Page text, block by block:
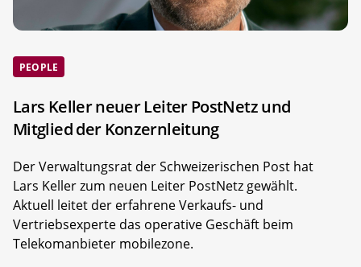
PEOPLE
Lars Keller neuer Leiter PostNetz und
Mitglied der Konzernleitung
Der Verwaltungsrat der Schweizerischen Post hat
Lars Keller zum neuen Leiter PostNetz gewählt.
Aktuell leitet der erfahrene Verkaufs- und
Vertriebsexperte das operative Geschäft beim
Telekomanbieter mobilezone.